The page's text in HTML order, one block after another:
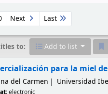
Next Last
to: Add to list
para la miel
del Carmen Universidad
electronic